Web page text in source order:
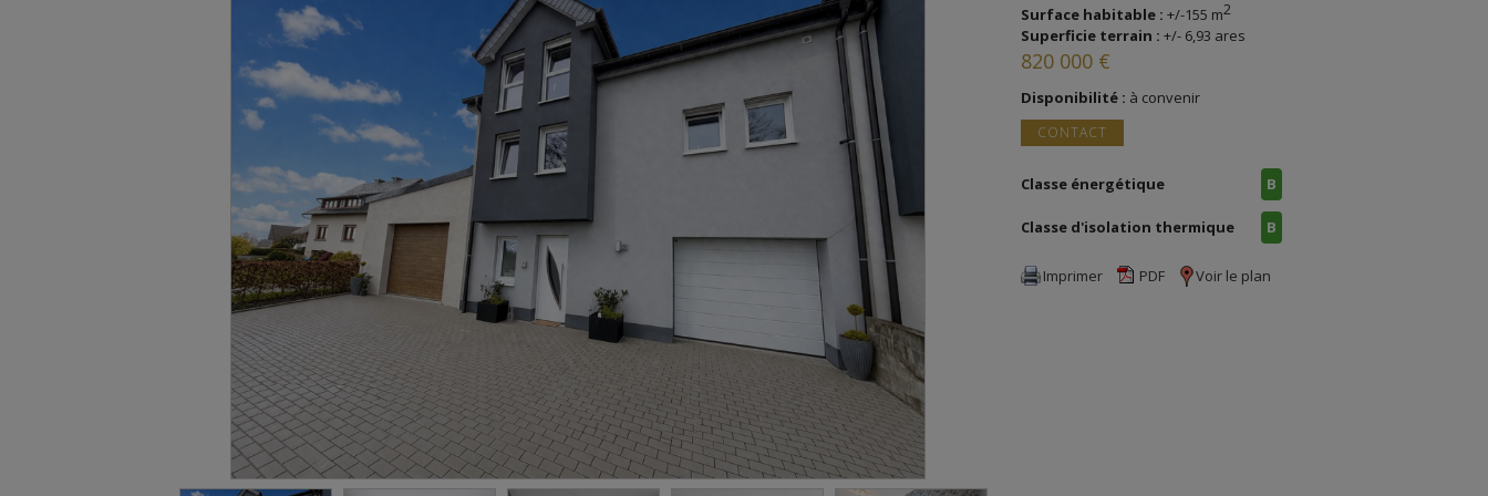
Surface habitable : +/-155 m2
Superficie terrain : +/- 6,93 ares
820 000 €
Disponibilité : à convenir
CONTACT
Classe énergétique B
Classe d'isolation thermique B
Imprimer PDF Voir le plan